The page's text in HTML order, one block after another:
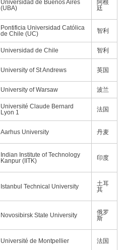
Universidad de Buenos Aires
(UBA)
阿根
廷
Pontificia Universidad Católica
de Chile (UC)
智利
Universidad de Chile 智利
University of St Andrews 英国
University of Warsaw 波兰
Université Claude Bernard
Lyon 1
法国
Aarhus University 丹麦
Indian Institute of Technology
Kanpur (IITK)
印度
Istanbul Technical University
土耳
其
Novosibirsk State University
俄罗
斯
Université de Montpellier 法国